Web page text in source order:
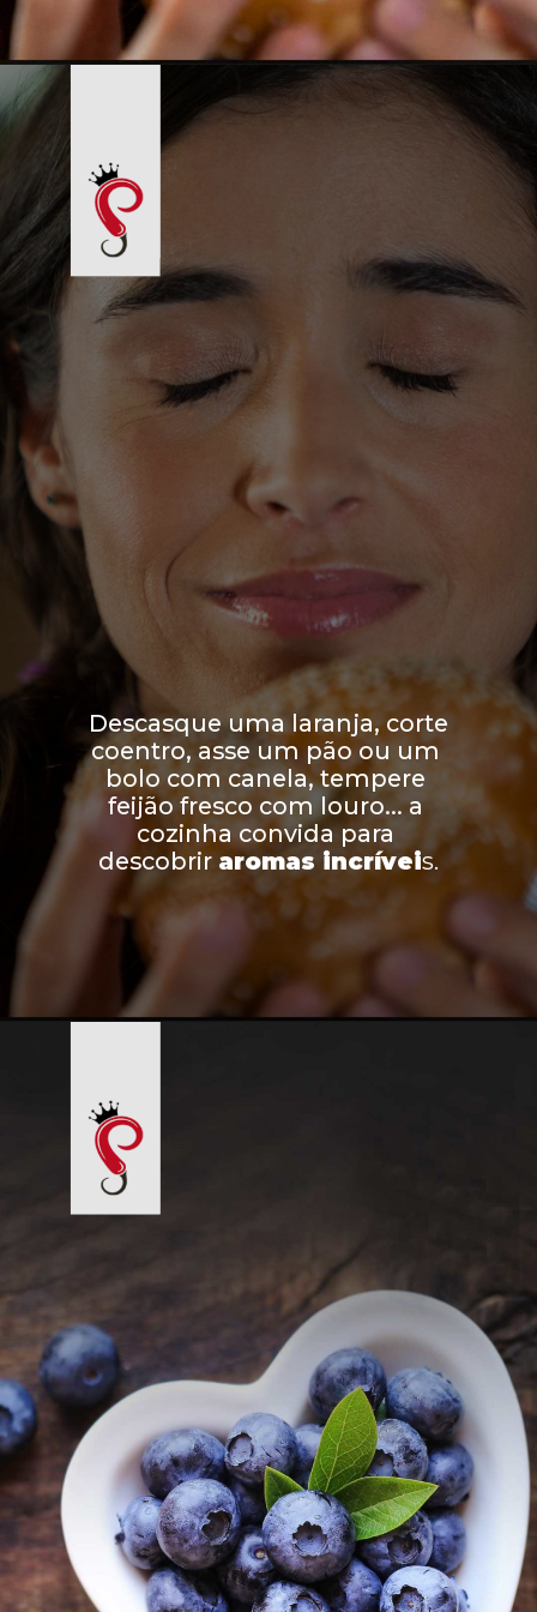
Descasque uma laranja, corte
coentro, asse um pão ou um
bolo com canela, tempere
feijão fresco com louro... a
cozinha convida para
descobrir aromas incríveis.